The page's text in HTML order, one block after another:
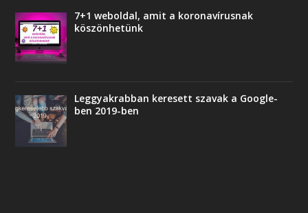
7+1 weboldal, amit a koronavírusnak
köszönhetünk
Leggyakrabban keresett szavak a Google-
ben 2019-ben